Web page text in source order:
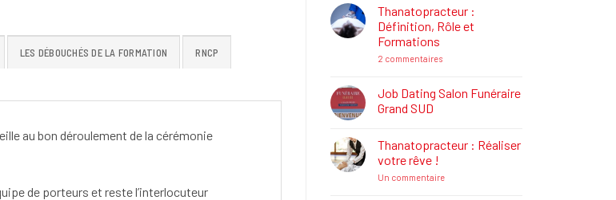
LES DÉBOUCHÉS DE LA FORMATION RNCP
au bon déroulement de la cérémonie
de porteurs et reste l’interlocuteur
sur
La
Réglementation
Funéraire
Thanatopracteur :
Définition, Rôle et
Formations
2 commentairessur
Définition,
Rôle
Job Dating Salon Funéraire
Grand SUD
sur
Dating
Salon
Thanatopracteur : Réaliser
votre rêve !
Un commentairesur